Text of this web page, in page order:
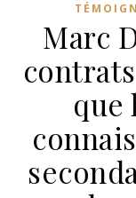
Marc
que